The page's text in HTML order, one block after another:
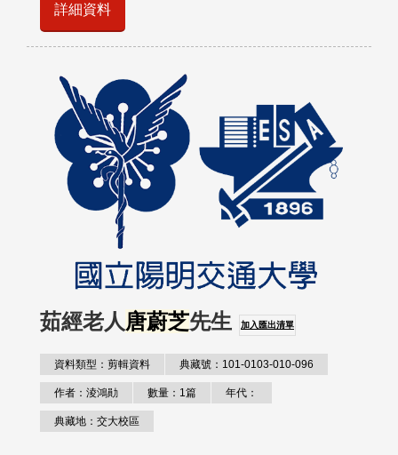
詳細資料
茹經老人唐蔚芝先生 加入匯出清單
資料類型：剪輯資料 典藏號：101-0103-010-096
作者：淩鴻勛 數量：1篇 年代：
典藏地：交大校區